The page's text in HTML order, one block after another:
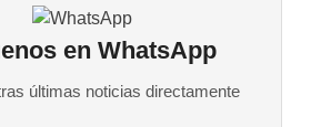
en WhatsApp
últimas noticias directamente